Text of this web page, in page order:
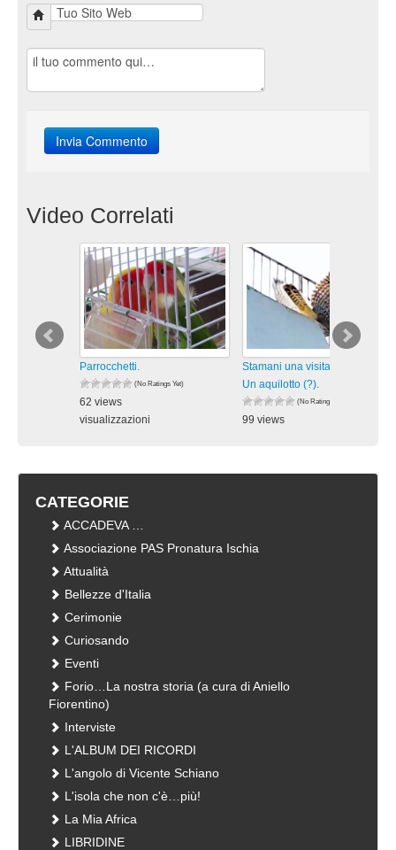
Video Correlati
Parrocchetti.
(No Ratings Yet)
62 views
visualizzazioni
Stamani una visita inaspettata:
Un aquilotto (?).
(No Ratings Yet)
99 views
CATEGORIE
ACCADEVA …
Associazione PAS Pronatura Ischia
Attualità
Bellezze d'Italia
Cerimonie
Curiosando
Eventi
Forio…La nostra storia (a cura di Aniello
Fiorentino)
Interviste
L'ALBUM DEI RICORDI
L'angolo di Vicente Schiano
L'isola che non c'è…più!
La Mia Africa
LIBRIDINE